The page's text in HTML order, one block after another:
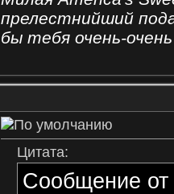
прелестнийший
бы тебя очень-
Цитата:
Сообщение от